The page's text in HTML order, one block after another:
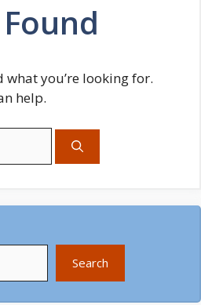
what you’re looking for.
help.
Search